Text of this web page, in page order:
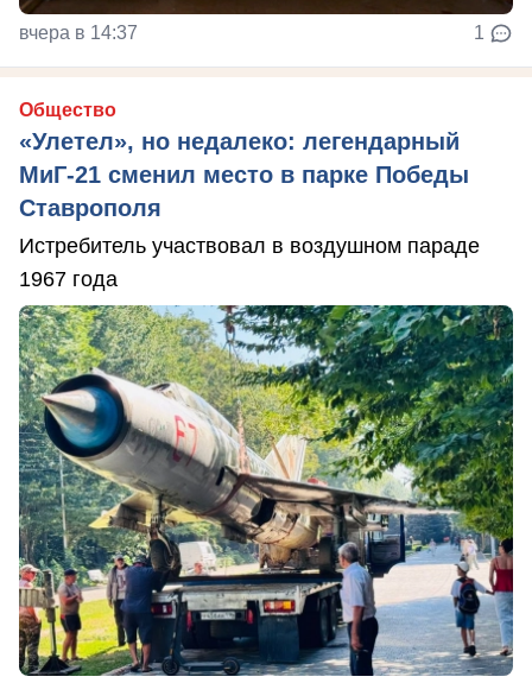
вчера в 14:37 1
Общество
«Улетел», но недалеко: легендарный
МиГ-21 сменил место в парке Победы
Ставрополя
Истребитель участвовал в воздушном параде
1967 года